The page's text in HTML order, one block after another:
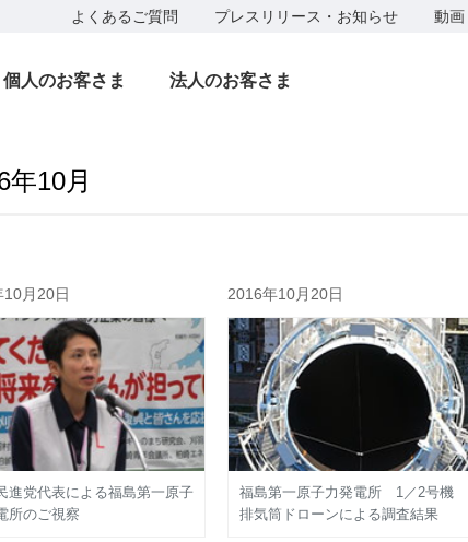
よくあるご質問 プレスリリース・お知らせ 動画
個人のお客さま 法人のお客さま
年10月
10月20日
進党代表による福島第一原子
所のご視察
2016年10月20日
福島第一原子力発電所 1／2号機
排気筒ドローンによる調査結果